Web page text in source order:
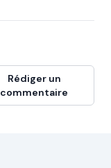
Rédiger un
commentaire